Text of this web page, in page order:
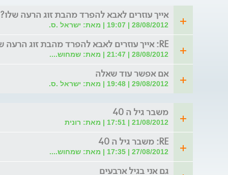
אייך עוזרים לאבא להפרד מהבת זוג הרעה שלו?
28/08/2012 | 19:07 | מאת: ישראל .ס.
RE: אייך עוזרים לאבא להפרד מהבת זוג הרעה שלו?
28/08/2012 | 21:47 | מאת: שמחוש....
אם אפשר עוד שאלה
29/08/2012 | 19:48 | מאת: ישראל .ס.
משבר גיל ה 40
21/08/2012 | 17:51 | מאת: רונית
RE: משבר גיל ה 40
27/08/2012 | 17:35 | מאת: שמחוש....
גם אני בגיל ארבעים